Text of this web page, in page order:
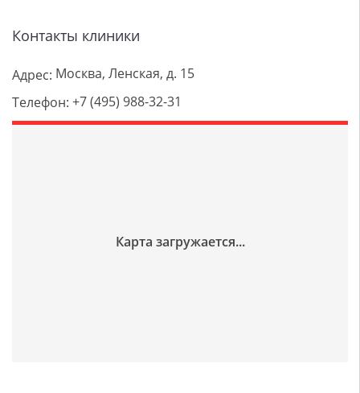
Контакты клиники
Адрес: Москва, Ленская, д. 15
Телефон: +7 (495) 988-32-31